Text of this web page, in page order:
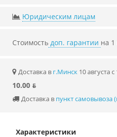
Юридическим лицам
Стоимость доп. гарантии на 1
Доставка в г.Минск 10 августа
10.00 ƃ
Доставка в пункт самовывоза
Характеристики